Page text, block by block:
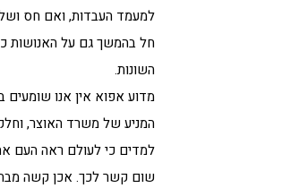
למעמד העבדות, ואם חס
חל בהמשך גם על האנושות
השונות.
מדוע אפוא אין אנו
המניע של משרד האוצר,
למדים כי לעולם ראה העם
שום קשר לכך. אכן קשה